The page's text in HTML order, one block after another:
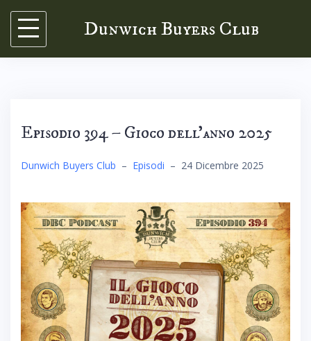
Skip
content
Dunwich Buyers Club
Episodio 394 – Gioco dell’anno 2025
Dunwich Buyers Club – Episodi – 24 Dicembre 2025